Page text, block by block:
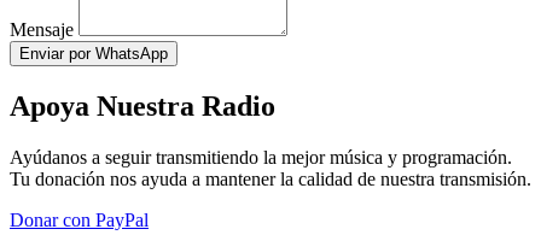
Mensaje
Enviar por WhatsApp
Apoya Nuestra Radio
Ayúdanos a seguir transmitiendo la mejor música y programación.
Tu donación nos ayuda a mantener la calidad de nuestra transmisión.
Donar con PayPal